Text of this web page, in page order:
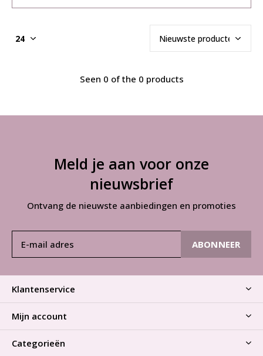
Seen 0 of the 0 products
Meld je aan voor onze
nieuwsbrief
Ontvang de nieuwste aanbiedingen en promoties
ABONNEER
Klantenservice
Mijn account
Categorieën